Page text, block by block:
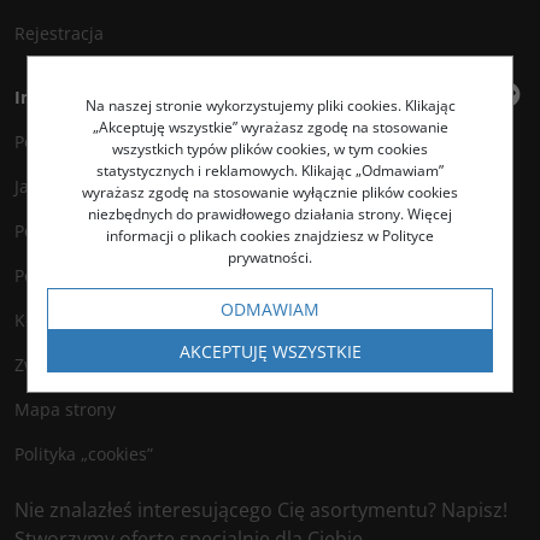
Rejestracja
Informacje
Polityka prywatności
Jak kupować?
Polityka legalności
Polityka antyspamowa
Kontakt
Zwroty
Mapa strony
Polityka „cookies”
Nie znalazłeś interesującego Cię asortymentu? Napisz!
Na naszej stronie wykorzystujemy pliki cookies. Klikając
„Akceptuję wszystkie” wyrażasz zgodę na stosowanie
wszystkich typów plików cookies, w tym cookies
statystycznych i reklamowych. Klikając „Odmawiam”
wyrażasz zgodę na stosowanie wyłącznie plików cookies
niezbędnych do prawidłowego działania strony. Więcej
informacji o plikach cookies znajdziesz w Polityce
prywatności.
ODMAWIAM
AKCEPTUJĘ WSZYSTKIE